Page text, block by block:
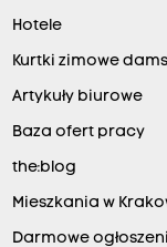
Hotele
Kurtki zimowe
Artykuły biurowe
Baza ofert pracy
the:blog
Mieszkania w
Darmowe